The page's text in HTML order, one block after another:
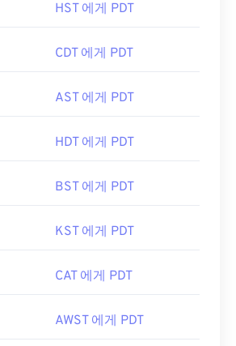
HST 에게 PDT
CDT 에게 PDT
AST 에게 PDT
HDT 에게 PDT
BST 에게 PDT
KST 에게 PDT
CAT 에게 PDT
AWST 에게 PDT